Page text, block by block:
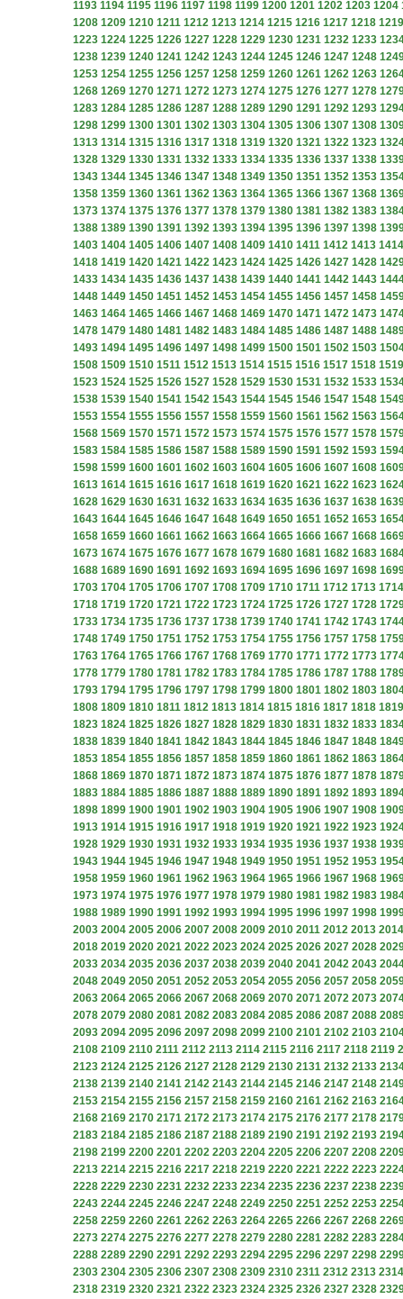
1193 1194 1195 1196 1197 1198 1199 1200 1201 1202 1203 1204
1208 1209 1210 1211 1212 1213 1214 1215 1216 1217 1218 1219
1223 1224 1225 1226 1227 1228 1229 1230 1231 1232 1233
1238 1239 1240 1241 1242 1243 1244 1245 1246 1247 1248
1253 1254 1255 1256 1257 1258 1259 1260 1261 1262 1263
1268 1269 1270 1271 1272 1273 1274 1275 1276 1277 1278
1283 1284 1285 1286 1287 1288 1289 1290 1291 1292 1293
1298 1299 1300 1301 1302 1303 1304 1305 1306 1307 1308
1313 1314 1315 1316 1317 1318 1319 1320 1321 1322 1323
1328 1329 1330 1331 1332 1333 1334 1335 1336 1337 1338
1343 1344 1345 1346 1347 1348 1349 1350 1351 1352 1353
1358 1359 1360 1361 1362 1363 1364 1365 1366 1367 1368
1373 1374 1375 1376 1377 1378 1379 1380 1381 1382 1383
1388 1389 1390 1391 1392 1393 1394 1395 1396 1397 1398
1403 1404 1405 1406 1407 1408 1409 1410 1411 1412 1413 1414
1418 1419 1420 1421 1422 1423 1424 1425 1426 1427 1428
1433 1434 1435 1436 1437 1438 1439 1440 1441 1442 1443
1448 1449 1450 1451 1452 1453 1454 1455 1456 1457 1458
1463 1464 1465 1466 1467 1468 1469 1470 1471 1472 1473
1478 1479 1480 1481 1482 1483 1484 1485 1486 1487 1488
1493 1494 1495 1496 1497 1498 1499 1500 1501 1502 1503
1508 1509 1510 1511 1512 1513 1514 1515 1516 1517 1518 1519
1523 1524 1525 1526 1527 1528 1529 1530 1531 1532 1533
1538 1539 1540 1541 1542 1543 1544 1545 1546 1547 1548
1553 1554 1555 1556 1557 1558 1559 1560 1561 1562 1563
1568 1569 1570 1571 1572 1573 1574 1575 1576 1577 1578
1583 1584 1585 1586 1587 1588 1589 1590 1591 1592 1593
1598 1599 1600 1601 1602 1603 1604 1605 1606 1607 1608
1613 1614 1615 1616 1617 1618 1619 1620 1621 1622 1623
1628 1629 1630 1631 1632 1633 1634 1635 1636 1637 1638
1643 1644 1645 1646 1647 1648 1649 1650 1651 1652 1653
1658 1659 1660 1661 1662 1663 1664 1665 1666 1667 1668
1673 1674 1675 1676 1677 1678 1679 1680 1681 1682 1683
1688 1689 1690 1691 1692 1693 1694 1695 1696 1697 1698
1703 1704 1705 1706 1707 1708 1709 1710 1711 1712 1713 1714
1718 1719 1720 1721 1722 1723 1724 1725 1726 1727 1728
1733 1734 1735 1736 1737 1738 1739 1740 1741 1742 1743
1748 1749 1750 1751 1752 1753 1754 1755 1756 1757 1758
1763 1764 1765 1766 1767 1768 1769 1770 1771 1772 1773
1778 1779 1780 1781 1782 1783 1784 1785 1786 1787 1788
1793 1794 1795 1796 1797 1798 1799 1800 1801 1802 1803
1808 1809 1810 1811 1812 1813 1814 1815 1816 1817 1818 1819
1823 1824 1825 1826 1827 1828 1829 1830 1831 1832 1833
1838 1839 1840 1841 1842 1843 1844 1845 1846 1847 1848
1853 1854 1855 1856 1857 1858 1859 1860 1861 1862 1863
1868 1869 1870 1871 1872 1873 1874 1875 1876 1877 1878
1883 1884 1885 1886 1887 1888 1889 1890 1891 1892 1893
1898 1899 1900 1901 1902 1903 1904 1905 1906 1907 1908
1913 1914 1915 1916 1917 1918 1919 1920 1921 1922 1923
1928 1929 1930 1931 1932 1933 1934 1935 1936 1937 1938
1943 1944 1945 1946 1947 1948 1949 1950 1951 1952 1953
1958 1959 1960 1961 1962 1963 1964 1965 1966 1967 1968
1973 1974 1975 1976 1977 1978 1979 1980 1981 1982 1983
1988 1989 1990 1991 1992 1993 1994 1995 1996 1997 1998
2003 2004 2005 2006 2007 2008 2009 2010 2011 2012 2013 2014
2018 2019 2020 2021 2022 2023 2024 2025 2026 2027 2028
2033 2034 2035 2036 2037 2038 2039 2040 2041 2042 2043
2048 2049 2050 2051 2052 2053 2054 2055 2056 2057 2058
2063 2064 2065 2066 2067 2068 2069 2070 2071 2072 2073
2078 2079 2080 2081 2082 2083 2084 2085 2086 2087 2088
2093 2094 2095 2096 2097 2098 2099 2100 2101 2102 2103
2108 2109 2110 2111 2112 2113 2114 2115 2116 2117 2118 2119
2123 2124 2125 2126 2127 2128 2129 2130 2131 2132 2133
2138 2139 2140 2141 2142 2143 2144 2145 2146 2147 2148
2153 2154 2155 2156 2157 2158 2159 2160 2161 2162 2163
2168 2169 2170 2171 2172 2173 2174 2175 2176 2177 2178
2183 2184 2185 2186 2187 2188 2189 2190 2191 2192 2193
2198 2199 2200 2201 2202 2203 2204 2205 2206 2207 2208
2213 2214 2215 2216 2217 2218 2219 2220 2221 2222 2223
2228 2229 2230 2231 2232 2233 2234 2235 2236 2237 2238
2243 2244 2245 2246 2247 2248 2249 2250 2251 2252 2253
2258 2259 2260 2261 2262 2263 2264 2265 2266 2267 2268
2273 2274 2275 2276 2277 2278 2279 2280 2281 2282 2283
2288 2289 2290 2291 2292 2293 2294 2295 2296 2297 2298
2303 2304 2305 2306 2307 2308 2309 2310 2311 2312 2313 2314
2318 2319 2320 2321 2322 2323 2324 2325 2326 2327 2328